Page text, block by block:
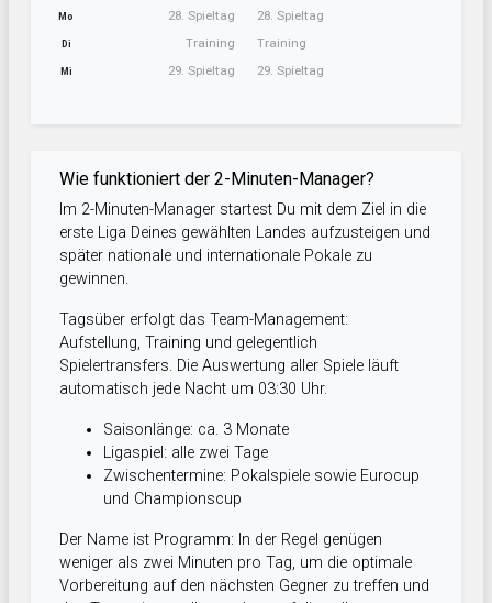
Mo 28. Spieltag
Di Training
Mi 29. Spieltag
28. Spieltag
Training
29. Spieltag
Wie funktioniert der 2-Minuten-Manager?
Im 2-Minuten-Manager startest Du mit dem Ziel in die
erste Liga Deines gewählten Landes aufzusteigen und
später nationale und internationale Pokale zu
gewinnen.
Tagsüber erfolgt das Team-Management:
Aufstellung, Training und gelegentlich
Spielertransfers. Die Auswertung aller Spiele läuft
automatisch jede Nacht um 03:30 Uhr.
Saisonlänge: ca. 3 Monate
Ligaspiel: alle zwei Tage
Zwischentermine: Pokalspiele sowie Eurocup
und Championscup
Der Name ist Programm: In der Regel genügen
weniger als zwei Minuten pro Tag, um die optimale
Vorbereitung auf den nächsten Gegner zu treffen und